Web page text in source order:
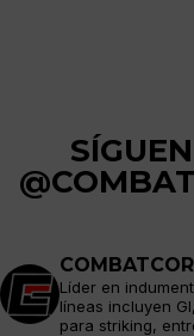
Líder en
líneas incluyen
para striking,